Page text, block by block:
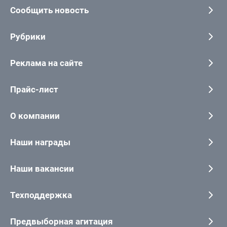
Сообщить новость
Рубрики
Реклама на сайте
Прайс-лист
О компании
Наши награды
Наши вакансии
Техподдержка
Предвыборная агитация